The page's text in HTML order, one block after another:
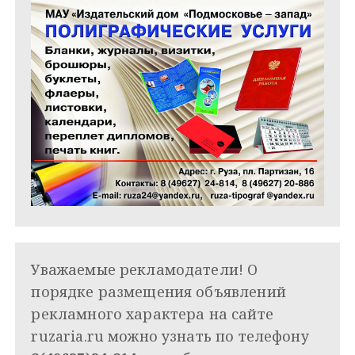
Уважаемые рекламодатели! О
порядке размещения объявлений
рекламного характера на сайте
ruzaria.ru можно узнать по телефону